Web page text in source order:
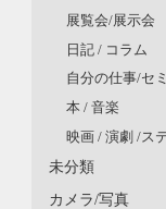
展覧会/展示会
日記 / コラム
自分の仕事/セ
本 / 音楽
映画 / 演劇 /ス
未分類
カメラ/写真